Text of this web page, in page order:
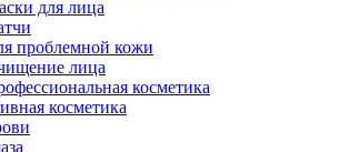
для лица
проблемной кожи
лица
косметика
косметика